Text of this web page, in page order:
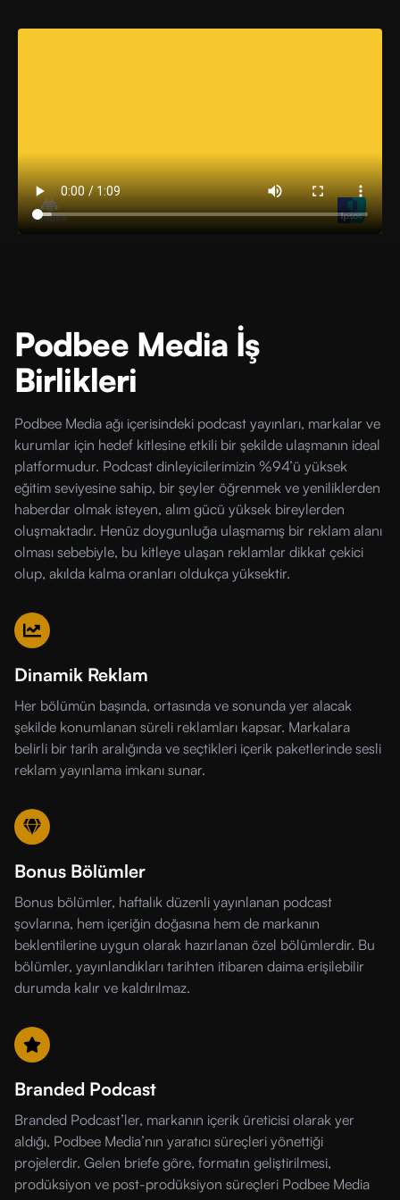
Podbee Media İş
Birlikleri
Podbee Media ağı içerisindeki podcast yayınları, markalar ve
kurumlar için hedef kitlesine etkili bir şekilde ulaşmanın ideal
platformudur. Podcast dinleyicilerimizin %94’ü yüksek
eğitim seviyesine sahip, bir şeyler öğrenmek ve yeniliklerden
haberdar olmak isteyen, alım gücü yüksek bireylerden
oluşmaktadır. Henüz doygunluğa ulaşmamış bir reklam alanı
olması sebebiyle, bu kitleye ulaşan reklamlar dikkat çekici
olup, akılda kalma oranları oldukça yüksektir.
Dinamik Reklam
Her bölümün başında, ortasında ve sonunda yer alacak
şekilde konumlanan süreli reklamları kapsar. Markalara
belirli bir tarih aralığında ve seçtikleri içerik paketlerinde sesli
reklam yayınlama imkanı sunar.
Bonus Bölümler
Bonus bölümler, haftalık düzenli yayınlanan podcast
şovlarına, hem içeriğin doğasına hem de markanın
beklentilerine uygun olarak hazırlanan özel bölümlerdir. Bu
bölümler, yayınlandıkları tarihten itibaren daima erişilebilir
durumda kalır ve kaldırılmaz.
Branded Podcast
Branded Podcast’ler, markanın içerik üreticisi olarak yer
aldığı, Podbee Media’nın yaratıcı süreçleri yönettiği
projelerdir. Gelen briefe göre, formatın geliştirilmesi,
prodüksiyon ve post-prodüksiyon süreçleri Podbee Media